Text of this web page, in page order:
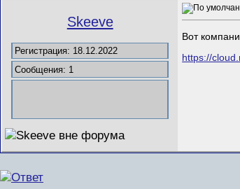
Skeeve
Регистрация: 18.12.2022
Сообщения: 1
Вот
https://